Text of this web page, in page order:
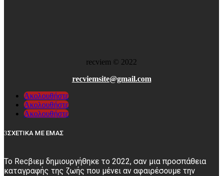
recviem © 2022
recviemsite@gmail.com
Ακολουθήστε
Ακολουθήστε
Ακολουθήστε
ΣΧΕΤΙΚΑ ΜΕ ΕΜΑΣ
Το Recβιεμ δημιουργήθηκε το 2022, σαν μια προσπάθεια
καταγραφής της ζωής που μένει αν αφαιρέσουμε την